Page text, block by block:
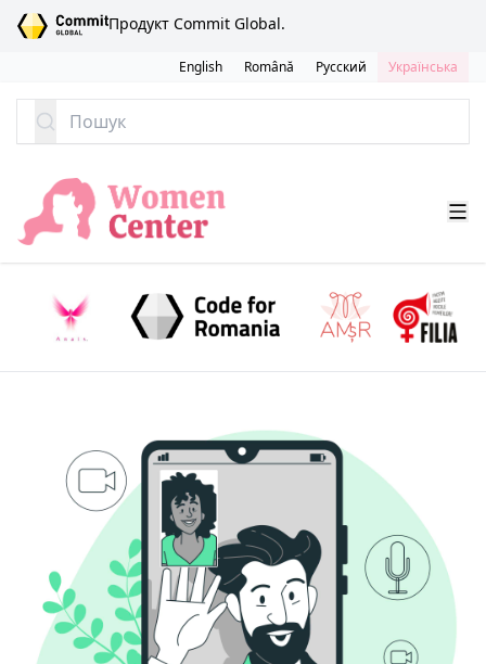
ПЕРЕЙТИ ДО ЗМІСТУ
Продукт Commit Global.
English Română Русский Українська
Пошук